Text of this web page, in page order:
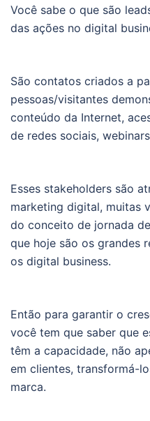
Você sabe o que são
das ações no digital
São contatos criados a
pessoas/visitantes
conteúdo da Internet,
de redes sociais,
Esses stakeholders são
marketing digital, muitas
do conceito de jornada
que hoje são os grandes
os digital business.
Então para garantir o
você tem que saber que
têm a capacidade, não
em clientes, transformá-
marca.